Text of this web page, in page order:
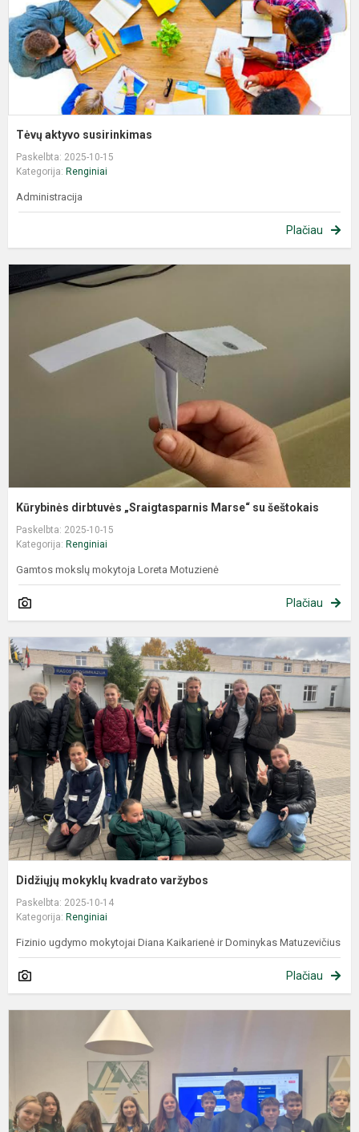
Tėvų aktyvo susirinkimas
Paskelbta: 2025-10-15
Kategorija: Renginiai
Administracija
Plačiau
Kūrybinės dirbtuvės „Sraigtasparnis Marse“ su šeštokais
Paskelbta: 2025-10-15
Kategorija: Renginiai
Gamtos mokslų mokytoja Loreta Motuzienė
Plačiau
Didžiųjų mokyklų kvadrato varžybos
Paskelbta: 2025-10-14
Kategorija: Renginiai
Fizinio ugdymo mokytojai Diana Kaikarienė ir Dominykas Matuzevičius
Plačiau